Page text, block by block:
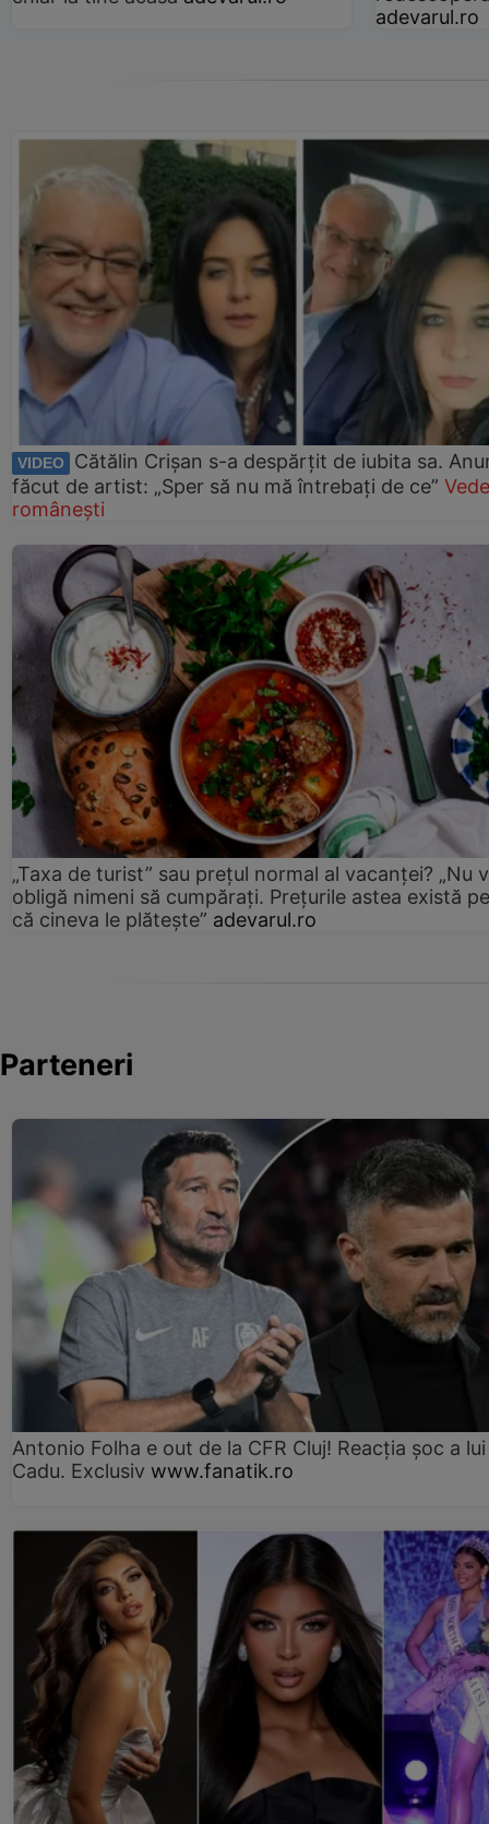
adevarul.ro
VIDEO
Cătălin Crișan s-a despărțit de iubita sa.
făcut de artist: „Sper să nu mă întrebați de ce”
românești
„Taxa de turist” sau prețul normal al vacanței? „Nu
obligă nimeni să cumpărați. Prețurile astea există
că cineva le plătește” adevarul.ro
Parteneri
Antonio Folha e out de la CFR Cluj! Reacția șoc a lui
Cadu. Exclusiv www.fanatik.ro